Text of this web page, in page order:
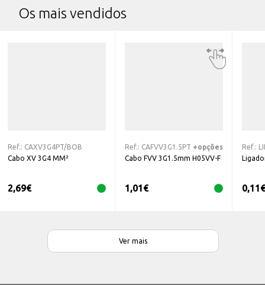
Os mais vendidos
Ref.: CAXV3G4PT/BOB
Cabo XV 3G4 MM²
2,69€
Ref.: CAFVV3G1.5PT +opções
Cabo FVV 3G1.5mm H05VV-F
1,01€
Ref.:
0,11€
Ver mais